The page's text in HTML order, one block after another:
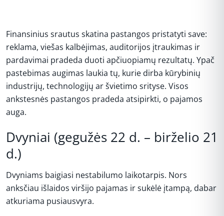
Finansinius srautus skatina pastangos pristatyti save:
reklama, viešas kalbėjimas, auditorijos įtraukimas ir
pardavimai pradeda duoti apčiuopiamų rezultatų. Ypač
pastebimas augimas laukia tų, kurie dirba kūrybinių
industrijų, technologijų ar švietimo srityse. Visos
ankstesnės pastangos pradeda atsipirkti, o pajamos
auga.
Dvyniai (gegužės 22 d. – birželio 21
d.)
Dvyniams baigiasi nestabilumo laikotarpis. Nors
anksčiau išlaidos viršijo pajamas ir sukėlė įtampą, dabar
atkuriama pusiausvyra.